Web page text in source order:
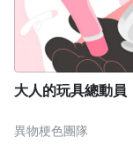
大人的玩具總動
異物梗色團隊